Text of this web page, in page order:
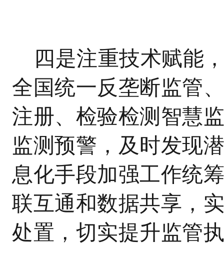
四是注重技术赋能
全国统一反垄断监管
注册、检验检测智慧
监测预警，及时发现
息化手段加强工作统
联互通和数据共享，
处置，切实提升监管